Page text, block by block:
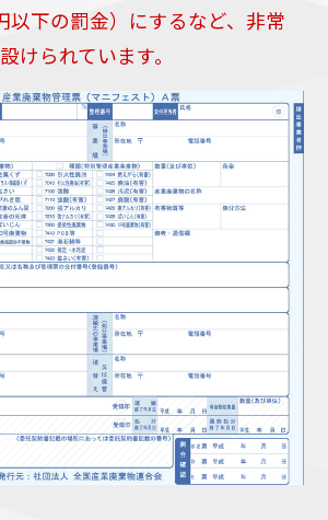
以下の罰金）にするなど、非常
けられています。